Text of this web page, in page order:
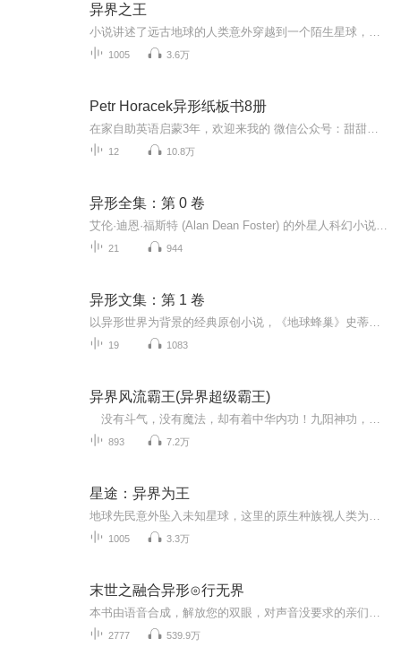
异界之王
1005 3.6万
Petr Horacek异形纸板书8册
12 10.8万
异形全集：第 0 卷
21 944
异形文集：第 1 卷
19 1083
异界风流霸王(异界超级霸王)
893 7.2万
星途：异界为王
1005 3.3万
末世之融合异形⊙行无界
2777 539.9万